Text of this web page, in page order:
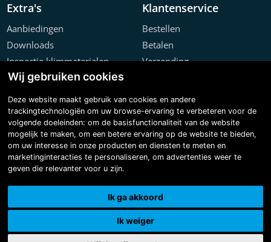
Extra's
Aanbiedingen
Downloads
Inspectie klimmaterialen
Offerte configurator
Projecten
Klantenservice
Bestellen
Betalen
Verzending
Klachten
| Powered byBO Creator DXP®
3D tour
Wij gebruiken cookies
Deze website maakt gebruik van cookies en andere
trackingtechnologiën om uw browse-ervaring te verbeteren voor de
volgende doeleinden: om de basisfunctionaliteit van de website
mogelijk te maken, om een betere ervaring op de website te bieden,
om uw interesse in onze producten en diensten te meten en
marketinginteracties te personaliseren, om advertenties weer te
geven die relevanter voor u zijn.
Ik ga akkoord
Ik weiger